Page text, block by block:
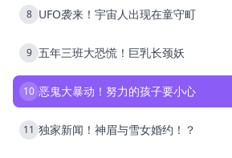
8 UFO袭来！宇宙人出现在童守町
9 五年三班大恐慌！巨乳长颈妖
10 恶鬼大暴动！努力的孩子要小心
11 独家新闻！神眉与雪女婚约！？